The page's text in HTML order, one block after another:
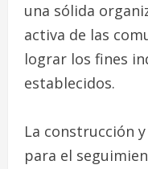
una sólida
activa de las
lograr los fines
establecidos.
La construcción
para el